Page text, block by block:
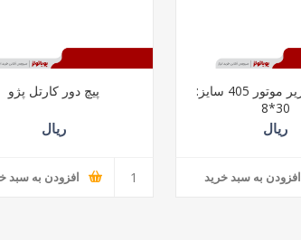
پیچ سینی زیر موتور 405 سایز:
30*8
ریال
افزودن به سبد خرید
پیچ دور کارتل پژو
ریال
افزودن به سبد